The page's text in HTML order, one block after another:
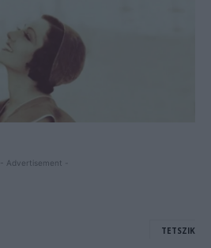
- Advertisement -
TETSZIK